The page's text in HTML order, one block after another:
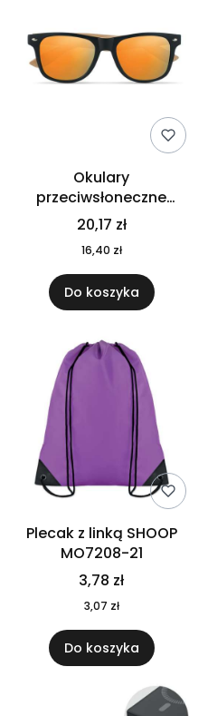
Okulary
przeciwsłoneczne
CALIFORNIA TOUCH
MO9617-10
20,17 zł
16,40 zł
Do koszyka
Plecak z linką SHOOP
MO7208-21
3,78 zł
3,07 zł
Do koszyka